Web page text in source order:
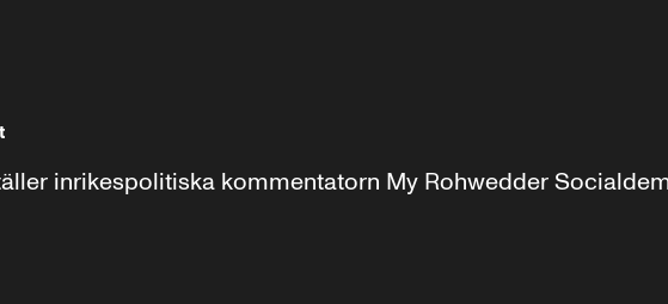
inrikespolitiska kommentatorn My Rohwedder